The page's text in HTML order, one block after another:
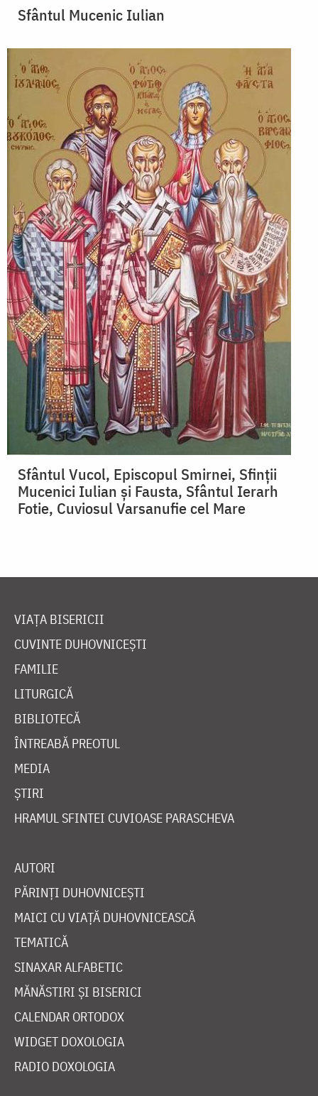
Sfântul Mucenic Iulian
Sfântul Vucol, Episcopul Smirnei, Sfinții
Mucenici Iulian și Fausta, Sfântul Ierarh
Fotie, Cuviosul Varsanufie cel Mare
VIAȚA BISERICII
CUVINTE DUHOVNICEȘTI
FAMILIE
LITURGICĂ
BIBLIOTECĂ
ÎNTREABĂ PREOTUL
MEDIA
ȘTIRI
HRAMUL SFINTEI CUVIOASE PARASCHEVA
AUTORI
PĂRINȚI DUHOVNICEȘTI
MAICI CU VIAȚĂ DUHOVNICEASCĂ
TEMATICĂ
SINAXAR ALFABETIC
MĂNĂSTIRI ȘI BISERICI
CALENDAR ORTODOX
WIDGET DOXOLOGIA
RADIO DOXOLOGIA